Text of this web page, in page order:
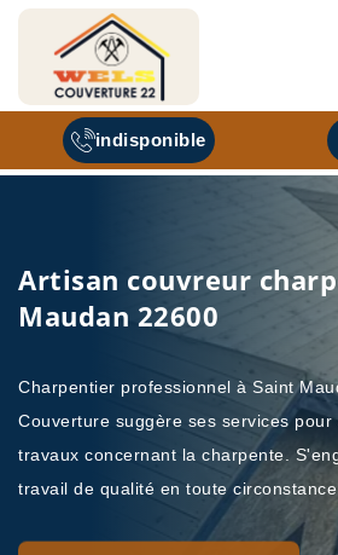
indisponible
Artisan couvreur
Maudan 22600
Charpentier professionnel à Saint
Couverture suggère ses services
travaux concernant la charpente.
travail de qualité en toute circonstance